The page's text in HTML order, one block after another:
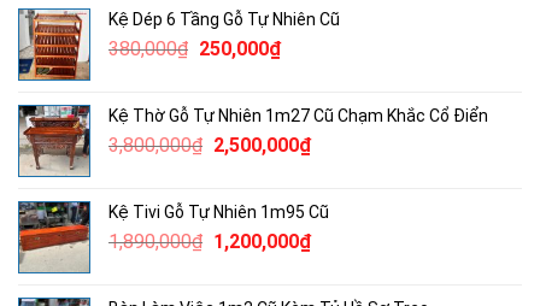
4,600,000₫.là:
Kệ Dép 6 Tầng Gỗ Tự Nhiên Cũ
380,000₫ Giá
380,000₫.
250,000₫Giá
là:
250,000₫.
Kệ Thờ Gỗ Tự Nhiên 1m27 Cũ Chạm Khắc Cổ Điển
3,800,000₫ Giá
3,800,000₫.
2,500,000₫Giá
là:
2,500,000₫.
Kệ Tivi Gỗ Tự Nhiên 1m95 Cũ
1,890,000₫ Giá
1,200,000₫Giá